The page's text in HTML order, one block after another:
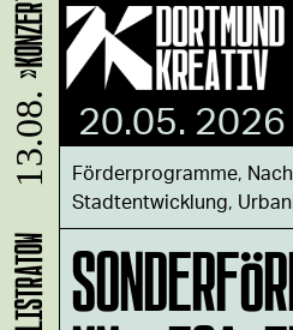
20.05. 2026
Förderprogramme,
Stadtentwicklung,
13.08.